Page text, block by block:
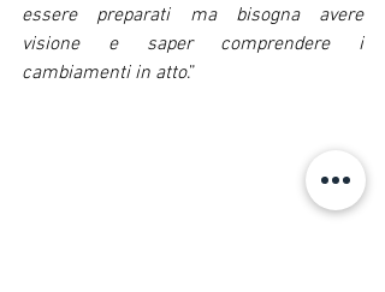
essere preparati ma bisogna avere
visione e saper comprendere i
cambiamenti in atto.”